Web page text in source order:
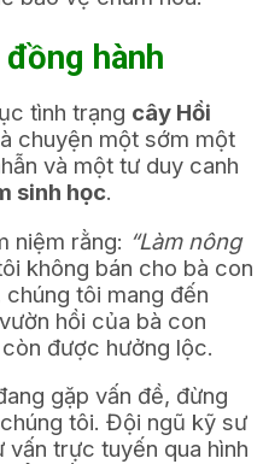
hành
tình trạng cây Hồi
chuyện một sớm một
và một tư duy canh
sinh học.
niệm rằng: “Làm nông
không bán cho bà con
tôi mang đến
hồi của bà con
được hưởng lộc.
gặp vấn đề, đừng
tôi. Đội ngũ kỹ sư
trực tuyến qua hình